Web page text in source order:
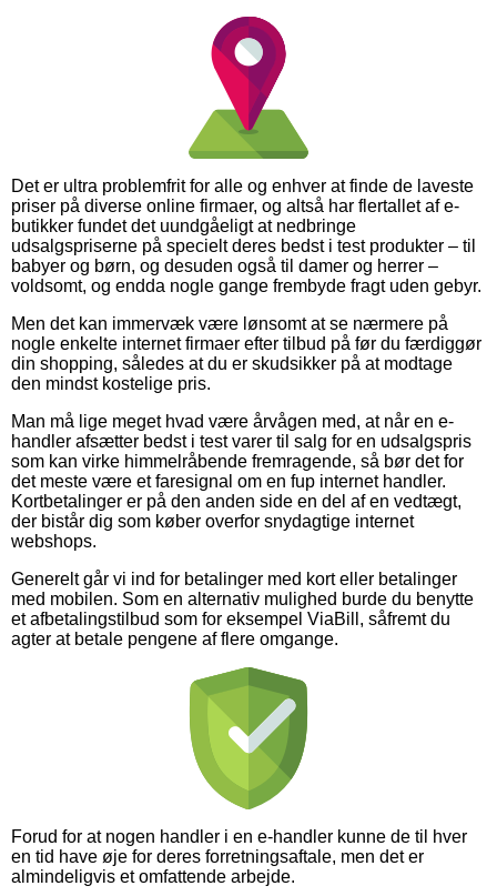
Det er ultra problemfrit for alle og enhver at finde de laveste
priser på diverse online firmaer, og altså har flertallet af e-
butikker fundet det uundgåeligt at nedbringe
udsalgspriserne på specielt deres bedst i test produkter – til
babyer og børn, og desuden også til damer og herrer –
voldsomt, og endda nogle gange frembyde fragt uden gebyr.
Men det kan immervæk være lønsomt at se nærmere på
nogle enkelte internet firmaer efter tilbud på før du færdiggør
din shopping, således at du er skudsikker på at modtage
den mindst kostelige pris.
Man må lige meget hvad være årvågen med, at når en e-
handler afsætter bedst i test varer til salg for en udsalgspris
som kan virke himmelråbende fremragende, så bør det for
det meste være et faresignal om en fup internet handler.
Kortbetalinger er på den anden side en del af en vedtægt,
der bistår dig som køber overfor snydagtige internet
webshops.
Generelt går vi ind for betalinger med kort eller betalinger
med mobilen. Som en alternativ mulighed burde du benytte
et afbetalingstilbud som for eksempel ViaBill, såfremt du
agter at betale pengene af flere omgange.
Forud for at nogen handler i en e-handler kunne de til hver
en tid have øje for deres forretningsaftale, men det er
almindeligvis et omfattende arbejde.